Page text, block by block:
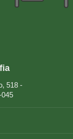
518 -